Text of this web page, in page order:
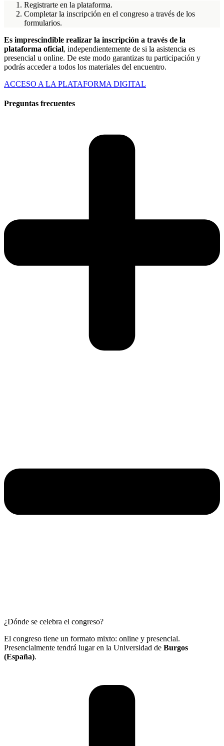
Registrarte en la plataforma.
Completar la inscripción en el congreso a través de los
formularios.
Es imprescindible realizar la inscripción a través de la
plataforma oficial, independientemente de si la asistencia es
presencial u online. De este modo garantizas tu participación y
podrás acceder a todos los materiales del encuentro.
ACCESO A LA PLATAFORMA DIGITAL
Preguntas frecuentes
¿Dónde se celebra el congreso?
El congreso tiene un formato mixto: online y presencial.
Presencialmente tendrá lugar en la Universidad de Burgos
(España).